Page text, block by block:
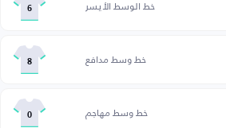
خط الوسط الأيسر 6
خط وسط مدافع 8
خط وسط مهاجم 0